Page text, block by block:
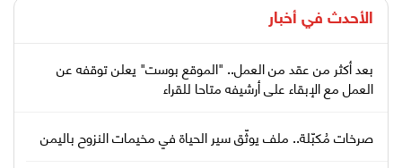
الأحدث في أخبار
بعد أكثر من عقد من العمل.. "الموقع بوست" يعلن توقفه عن
العمل مع الإبقاء على أرشيفه متاحا للقراء
صرخات مُكبّلة.. ملف يوثّق سير الحياة في مخيمات النزوح باليمن